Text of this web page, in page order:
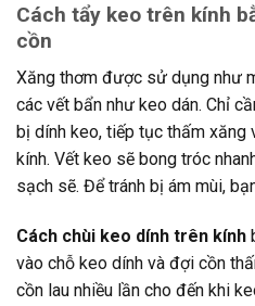
Cách tẩy keo trên kính
cồn
Xăng thơm được sử dụng như
các vết bẩn như keo dán. Chỉ
bị dính keo, tiếp tục thấm xăng
kính. Vết keo sẽ bong tróc
sạch sẽ. Để tránh bị ám mùi,
Cách chùi keo dính trên kính
vào chỗ keo dính và đợi cồn
cồn lau nhiều lần cho đến khi